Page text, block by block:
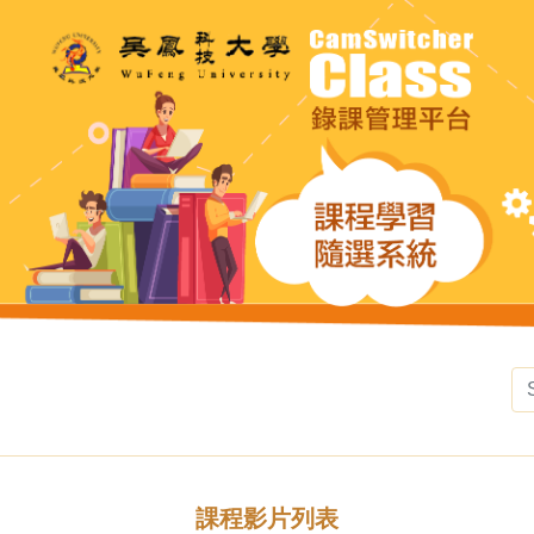
課程影片列表